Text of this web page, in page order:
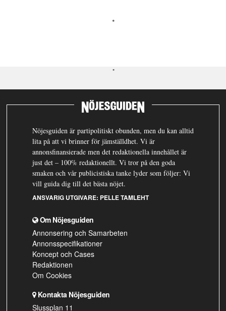
Nöjesguiden är partipolitiskt obunden, men du kan alltid
lita på att vi brinner för jämställdhet. Vi är
annonsfinansierade men det redaktionella innehållet är
just det – 100% redaktionellt. Vi tror på den goda
smaken och vår publicistiska tanke lyder som följer: Vi
vill guida dig till det bästa nöjet.
ANSVARIG UTGIVARE: PELLE TAMLEHT
Om Nöjesguiden
Annonsering och Samarbeten
Annonsspecifikationer
Koncept och Cases
Redaktionen
Om Cookies
Kontakta Nöjesguiden
Slussplan 11